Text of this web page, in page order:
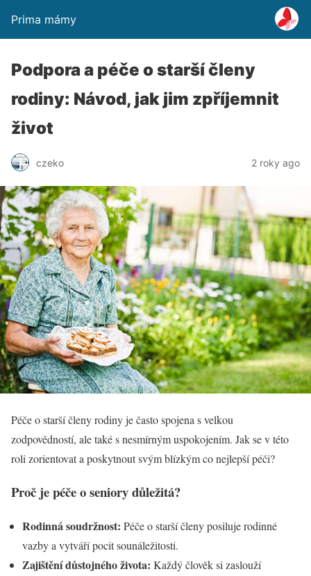
Prima mámy
Podpora a péče o starší členy
rodiny: Návod, jak jim zpříjemnit
život
czeko 2 roky ago
Péče o starší členy rodiny je často spojena s velkou
zodpovědností, ale také s nesmírným uspokojením. Jak se v této
roli zorientovat a poskytnout svým blízkým co nejlepší péči?
Proč je péče o seniory důležitá?
Rodinná soudržnost: Péče o starší členy posiluje rodinné
vazby a vytváří pocit sounáležitosti.
Zajištění důstojného života: Každý člověk si zaslouží